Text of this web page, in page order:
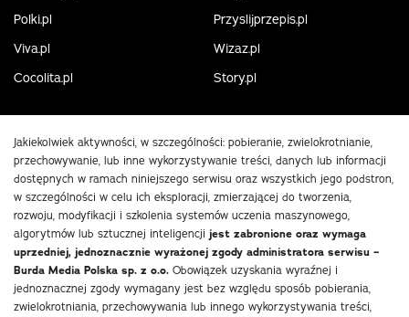
Polki.pl
Przyslijprzepis.pl
Viva.pl
Wizaz.pl
Cocolita.pl
Story.pl
Jakiekolwiek aktywności, w szczególności: pobieranie, zwielokrotnianie,
przechowywanie, lub inne wykorzystywanie treści, danych lub informacji
dostępnych w ramach niniejszego serwisu oraz wszystkich jego podstron,
w szczególności w celu ich eksploracji, zmierzającej do tworzenia,
rozwoju, modyfikacji i szkolenia systemów uczenia maszynowego,
algorytmów lub sztucznej inteligencji jest zabronione oraz wymaga
uprzedniej, jednoznacznie wyrażonej zgody administratora serwisu –
Burda Media Polska sp. z o.o. Obowiązek uzyskania wyraźnej i
jednoznacznej zgody wymagany jest bez względu sposób pobierania,
zwielokrotniania, przechowywania lub innego wykorzystywania treści,